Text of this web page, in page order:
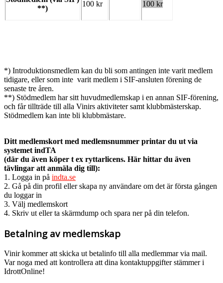
**)
100 kr 100 kr
*) Introduktionsmedlem kan du bli som antingen inte varit medlem
tidigare, eller som inte varit medlem i SIF-ansluten förening de
senaste tre åren.
**) Stödmedlem har sitt huvudmedlemskap i en annan SIF-förening,
och får tillträde till alla Vinirs aktiviteter samt klubbmästerskap.
Stödmedlem kan inte bli klubbmästare.
Ditt medlemskort med medlemsnummer printar du ut via
systemet indTA
(där du även köper t ex ryttarlicens. Här hittar du även
tävlingar att anmäla dig till):
1. Logga in på indta.se
2. Gå på din profil eller skapa ny användare om det är första gången
du loggar in
3. Välj medlemskort
4. Skriv ut eller ta skärmdump och spara ner på din telefon.
Betalning av medlemskap
Vinir kommer att skicka ut betalinfo till alla medlemmar via mail.
Var noga med att kontrollera att dina kontaktuppgifter stämmer i
IdrottOnline!